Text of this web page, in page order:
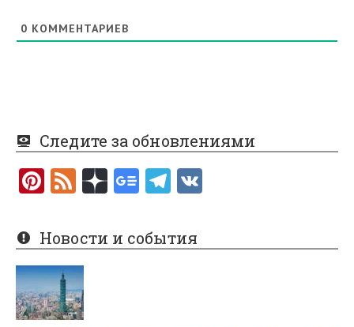
0 КОММЕНТАРИЕВ
Следите за обновлениями
Pi
er
es
t
F
e
d
Новости и события